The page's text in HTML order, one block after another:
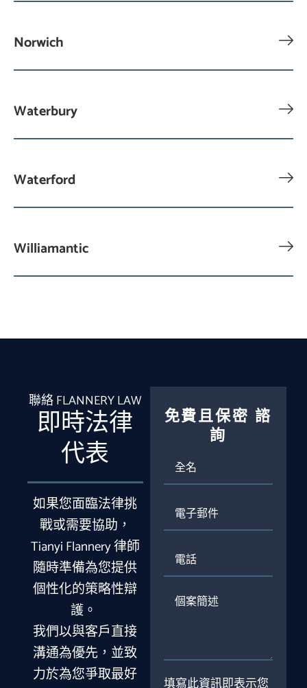
Norwich
Waterbury
Waterford
Williamantic
聯絡 FLANNERY LAW
即時法律
代表
如果您面臨法律挑
戰或需要協助，
Tianyi Flannery 律師
隨時準備為您提供
個性化的策略性辯
護。
我們以與客戶直接
溝通為優先，並致
力於為您爭取最好
免費且保密 諮
詢
郵
填寫此資訊即表示您